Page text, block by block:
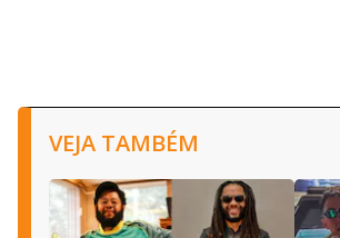
VEJA TAMBÉM